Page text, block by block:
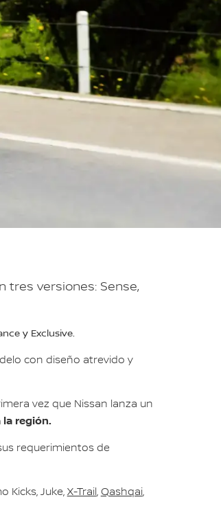
tres versiones: Sense,
y Exclusive.
con diseño atrevido y
vez que Nissan lanza un
región.
requerimientos de
Kicks, Juke, X-Trail, Qashqai,